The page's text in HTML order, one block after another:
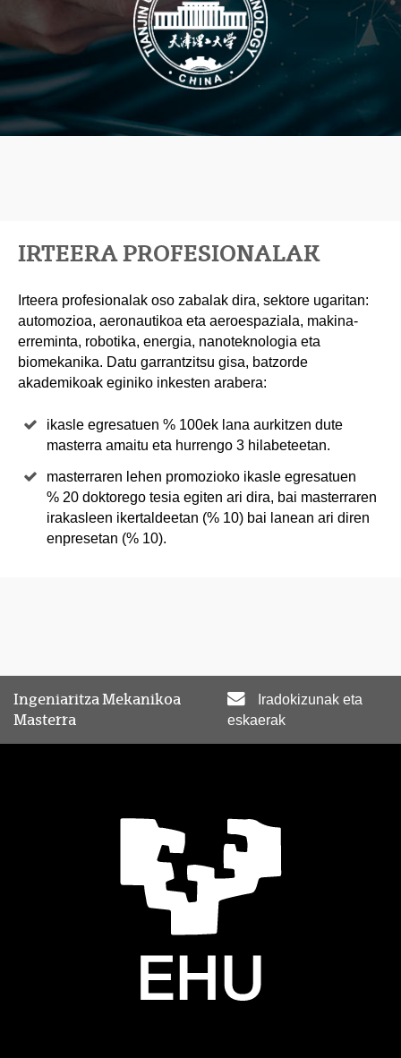
IRTEERA PROFESIONALAK
Irteera profesionalak oso zabalak dira, sektore ugaritan:
automozioa, aeronautikoa eta aeroespaziala, makina-
erreminta, robotika, energia, nanoteknologia eta
biomekanika. Datu garrantzitsu gisa, batzorde
akademikoak eginiko inkesten arabera:
ikasle egresatuen % 100ek lana aurkitzen dute
masterra amaitu eta hurrengo 3 hilabeteetan.
masterraren lehen promozioko ikasle egresatuen
% 20 doktorego tesia egiten ari dira, bai masterraren
irakasleen ikertaldeetan (% 10) bai lanean ari diren
enpresetan (% 10).
Ingeniaritza Mekanikoa
Masterra
Iradokizunak eta
eskaerak